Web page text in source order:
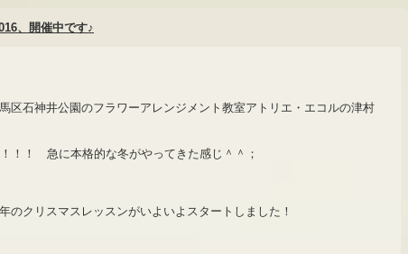
、開催中です♪
区石神井公園のフラワーアレンジメント教室アトリエ・エコルの津村
！！ 急に本格的な冬がやってきた感じ＾＾；
のクリスマスレッスンがいよいよスタートしました！